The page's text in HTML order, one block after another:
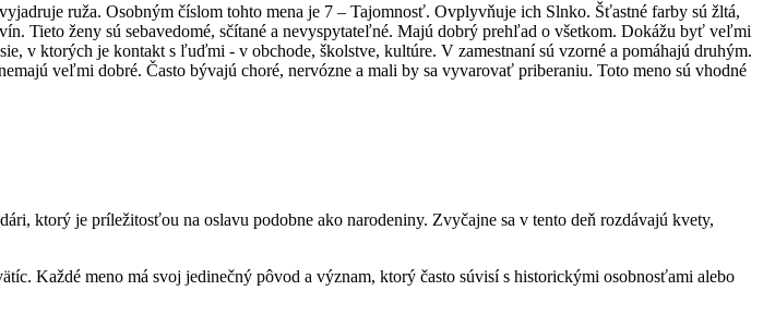
ruža. Osobným číslom tohto mena je 7 – Tajomnosť. Ovplyvňuje ich Slnko. Šťastné farby sú žltá,
Tieto ženy sú sebavedomé, sčítané a nevyspytateľné. Majú dobrý prehľad o všetkom. Dokážu byť veľmi
v ktorých je kontakt s ľuďmi - v obchode, školstve, kultúre. V zamestnaní sú vzorné a pomáhajú druhým.
veľmi dobré. Často bývajú choré, nervózne a mali by sa vyvarovať priberaniu. Toto meno sú vhodné
ktorý je príležitosťou na oslavu podobne ako narodeniny. Zvyčajne sa v tento deň rozdávajú kvety,
Každé meno má svoj jedinečný pôvod a význam, ktorý často súvisí s historickými osobnosťami alebo